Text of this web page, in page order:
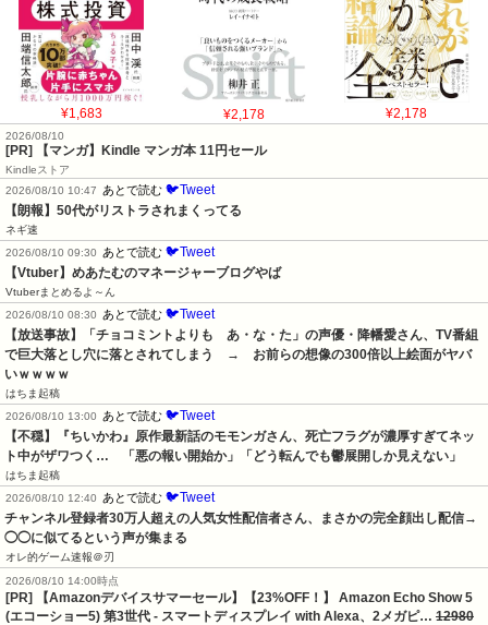
¥1,683 ¥2,178 ¥2,178
2026/08/10
[PR] 【マンガ】Kindle マンガ本 11円セール
Kindleストア
2026/08/10 10:47
あとで読む 🐦Tweet
【朗報】50代がリストラされまくってる
ネギ速
2026/08/10 09:30
あとで読む 🐦Tweet
【Vtuber】めあたむのマネージャーブログやば
Vtuberまとめるよ～ん
2026/08/10 08:30
あとで読む 🐦Tweet
【放送事故】「チョコミントよりも　あ・な・た」の声優・降幡愛さん、TV番組
で巨大落とし穴に落とされてしまう　→　お前らの想像の300倍以上絵面がヤバ
いｗｗｗｗ
はちま起稿
2026/08/10 13:00
あとで読む 🐦Tweet
【不穏】『ちいかわ』原作最新話のモモンガさん、死亡フラグが濃厚すぎてネッ
ト中がザワつく…　「悪の報い開始か」「どう転んでも鬱展開しか見えない」
はちま起稿
2026/08/10 12:40
あとで読む 🐦Tweet
チャンネル登録者30万人超えの人気女性配信者さん、まさかの完全顔出し配信→
◯◯に似てるという声が集まる
オレ的ゲーム速報＠刃
2026/08/10 14:00時点
[PR] 【Amazonデバイスサマーセール】【23%OFF！】 Amazon Echo Show 5
(エコーショー5) 第3世代 - スマートディスプレイ with Alexa、2メガピ… 12980